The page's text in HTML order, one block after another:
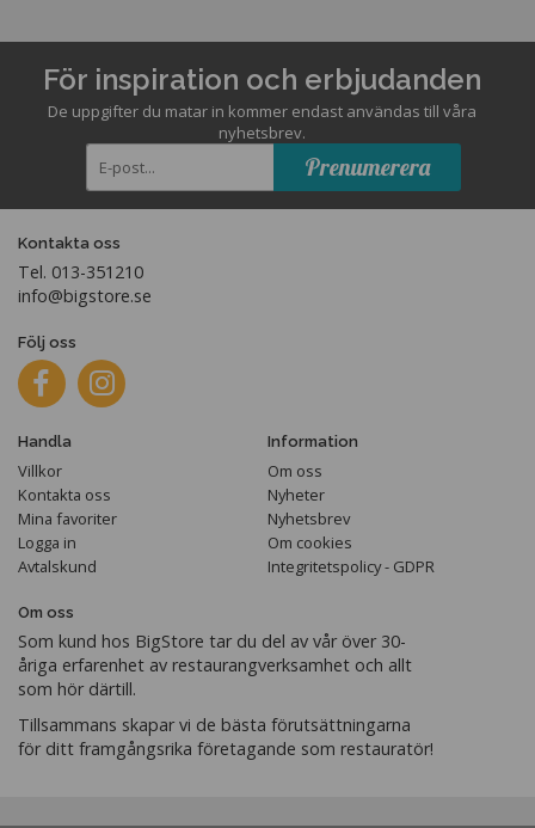
För inspiration och erbjudanden
De uppgifter du matar in kommer endast användas till våra
nyhetsbrev.
Prenumerera
Kontakta oss
Tel. 013-351210
info@bigstore.se
Följ oss
Handla
Villkor
Kontakta oss
Mina favoriter
Logga in
Avtalskund
Information
Om oss
Nyheter
Nyhetsbrev
Om cookies
Integritetspolicy - GDPR
Om oss
Som kund hos BigStore tar du del av vår över 30-
åriga erfarenhet av restaurangverksamhet och allt
som hör därtill.
Tillsammans skapar vi de bästa förutsättningarna
för ditt framgångsrika företagande som restauratör!